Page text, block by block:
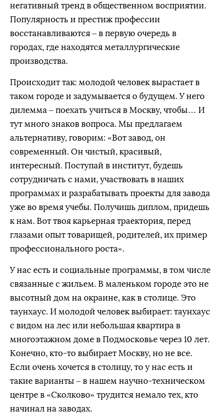
негативный тренд в общественном восприятии.
Популярность и престиж профессии
восстанавливаются – в первую очередь в
городах, где находятся металлургические
производства.
Происходит так: молодой человек вырастает в
таком городе и задумывается о будущем. У него
дилемма – поехать учиться в Москву, чтобы… И
тут много знаков вопроса. Мы предлагаем
альтернативу, говорим: «Вот завод, он
современный. Он чистый, красивый,
интересный. Поступай в институт, будешь
сотрудничать с нами, участвовать в наших
программах и разрабатывать проекты для завода
уже во время учебы. Получишь диплом, придешь
к нам. Вот твоя карьерная траектория, перед
глазами опыт товарищей, родителей, их пример
профессионального роста».
У нас есть и социальные программы, в том числе
связанные с жильем. В маленьком городе это не
высотный дом на окраине, как в столице. Это
таунхаус. И молодой человек выбирает: таунхаус
с видом на лес или небольшая квартира в
многоэтажном доме в Подмосковье через 10 лет.
Конечно, кто-то выбирает Москву, но не все.
Если очень хочется в столицу, то у нас есть и
такие варианты – в нашем научно-техническом
центре в «Сколково» трудится немало тех, кто
начинал на заводах.